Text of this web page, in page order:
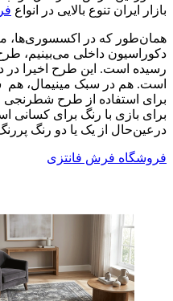
بازار ایران تنوع بالایی در انواع
همان‌طور که در اکسسوری‌ها،
دکوراسیون داخلی می‌بینیم،
رسیده است. این طرح اخیرا
است. هم در سبک مینیمال، هم
برای استفاده از طرح
برای بازی با رنگ برای کسانی
درعین‌حال از یک یا دو رنگ
فروشگاه فرش فانتزی